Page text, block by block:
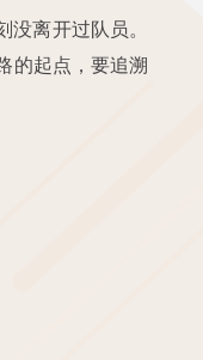
离开过队员。
的起点，要追溯